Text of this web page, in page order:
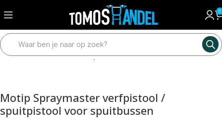
0
Home Universeel Lak en spuitbus
Motip Spraymaster verfpistool /
spuitpistool voor spuitbussen